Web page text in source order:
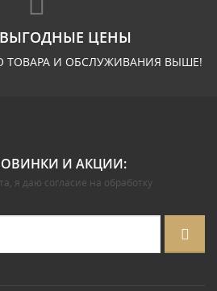
ЦЕНЫ
ТОВАРА И ОБСЛУЖИВАНИЯ ВЫШЕ!
И АКЦИИ:
я даю согласие на обработку